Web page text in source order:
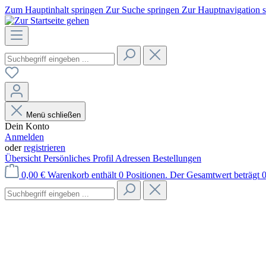
Zum Hauptinhalt springen Zur Suche springen Zur Hauptnavigation
Menü schließen
Dein Konto
Anmelden
oderregistrieren
Übersicht Persönliches Profil Adressen Bestellungen
0,00 € Warenkorb enthält 0 Positionen. Der Gesamtwert beträgt